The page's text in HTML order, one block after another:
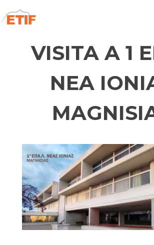
al
contenido
VISITA A 1
NEA